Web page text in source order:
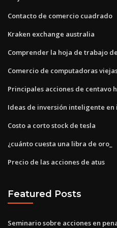
Contacto de comercio cuadrado
Kraken exchange australia
Comprender la hoja de trabajo
Comercio de computadoras
Principales acciones de centavo
Ideas de inversión inteligente en
Costo a corto stock de tesla
¿cuánto cuesta una libra de oro_
Precio de las acciones de atus
Featured Posts
Seminario sobre acciones en